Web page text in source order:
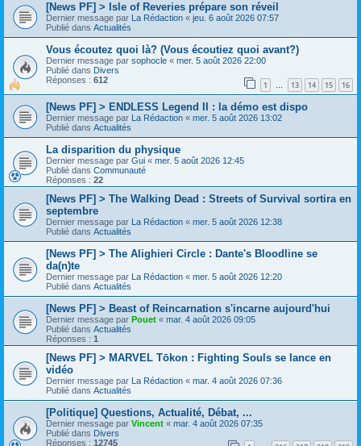
[News PF] > Isle of Reveries prépare son réveil
Dernier message par La Rédaction « jeu. 6 août 2026 07:57
Publié dans Actualités
Vous écoutez quoi là? (Vous écoutiez quoi avant?)
Dernier message par sophocle « mer. 5 août 2026 22:00
Publié dans Divers
Réponses : 612 1 … 13 14 15 16
[News PF] > ENDLESS Legend II : la démo est dispo
Dernier message par La Rédaction « mer. 5 août 2026 13:02
Publié dans Actualités
La disparition du physique
Dernier message par Gui « mer. 5 août 2026 12:45
Publié dans Communauté
Réponses : 22
[News PF] > The Walking Dead : Streets of Survival sortira en
septembre
Dernier message par La Rédaction « mer. 5 août 2026 12:38
Publié dans Actualités
[News PF] > The Alighieri Circle : Dante's Bloodline se
da(n)te
Dernier message par La Rédaction « mer. 5 août 2026 12:20
Publié dans Actualités
[News PF] > Beast of Reincarnation s'incarne aujourd'hui
Dernier message par Pouet « mar. 4 août 2026 09:05
Publié dans Actualités
Réponses : 1
[News PF] > MARVEL Tōkon : Fighting Souls se lance en
vidéo
Dernier message par La Rédaction « mar. 4 août 2026 07:36
Publié dans Actualités
[Politique] Questions, Actualité, Débat, ...
Dernier message par Vincent « mar. 4 août 2026 07:35
Publié dans Divers
Réponses : 12745